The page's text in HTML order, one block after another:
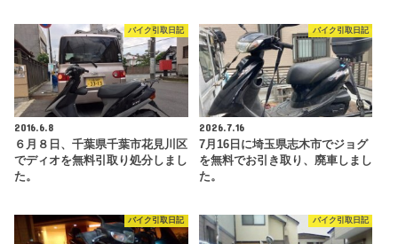
バイク引取日記
2016.6.8
６月８日、千葉県千葉市花見川区
でディオを無料引取り処分しまし
た。
バイク引取日記
2026.7.16
7月16日に埼玉県志木市でジョグ
を無料でお引き取り、廃車しまし
た。
バイク引取日記 バイク引取日記